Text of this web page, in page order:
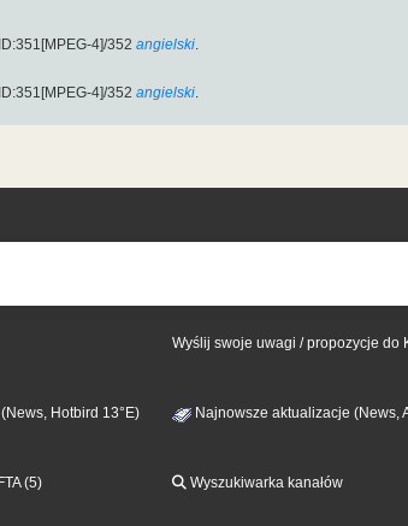
4]/352 angielski.
4]/352 angielski.
Wyślij swoje uwagi / propozycje do
Hotbird 13°E) Najnowsze aktualizacje (News,
(5) Wyszukiwarka kanałów